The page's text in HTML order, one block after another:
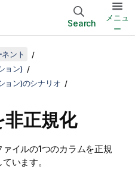
Search
メニュ
ー
ント
ョン)
ョン)のシナリオ
正規化
イルの1つのカラムを正規
います。